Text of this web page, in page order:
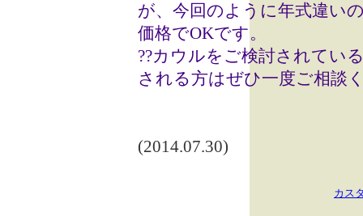
が、今回のように年式違い
価格でOKです。
??カウルをご検討されてい
される方はぜひ一度ご相談
(2014.07.30)
カス